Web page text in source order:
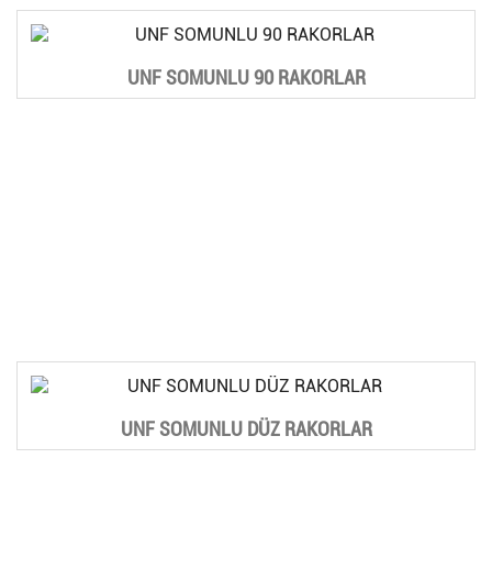
UNF SOMUNLU 90 RAKORLAR
UNF SOMUNLU DÜZ RAKORLAR